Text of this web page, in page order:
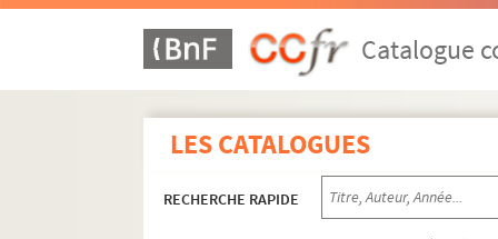
Catalogue
LES CATALOGUES
RECHERCHE RAPIDE